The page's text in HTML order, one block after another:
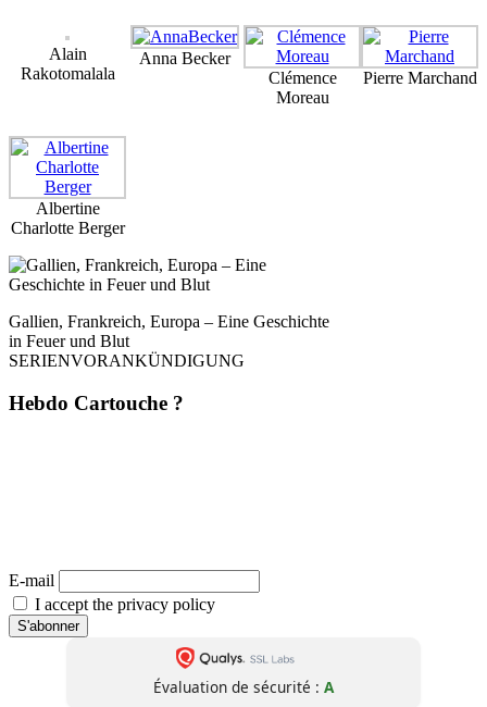
Alain
Rakotomalala
Anna Becker
Clémence
Moreau
Pierre Marchand
Albertine
Charlotte Berger
Gallien, Frankreich, Europa – Eine Geschichte
in Feuer und Blut
SERIENVORANKÜNDIGUNG
Hebdo Cartouche ?
E-mail
I accept the privacy policy
Évaluation de sécurité : A